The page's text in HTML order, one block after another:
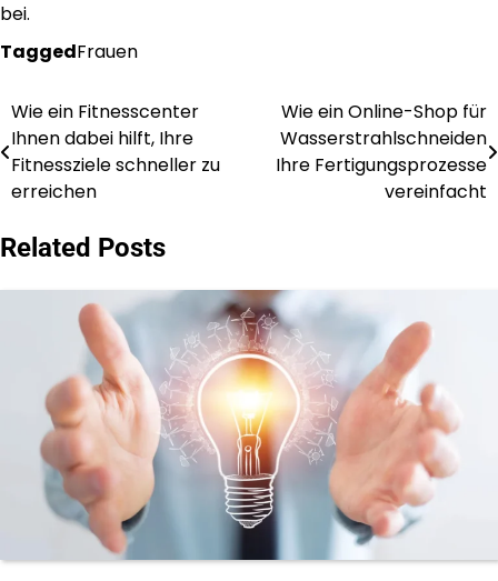
bei.
TaggedFrauen
Post
navigation
Wie ein Fitnesscenter
Ihnen dabei hilft, Ihre
Fitnessziele schneller zu
erreichen
Wie ein Online-Shop für
Wasserstrahlschneiden
Ihre Fertigungsprozesse
vereinfacht
Related Posts